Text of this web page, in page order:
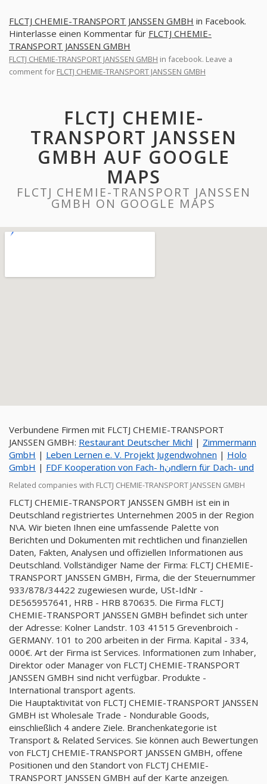
FLCTJ CHEMIE-TRANSPORT JANSSEN GMBH in Facebook.
Hinterlasse einen Kommentar für FLCTJ CHEMIE-
TRANSPORT JANSSEN GMBH
FLCTJ CHEMIE-TRANSPORT JANSSEN GMBH in facebook. Leave a
comment for FLCTJ CHEMIE-TRANSPORT JANSSEN GMBH
FLCTJ CHEMIE-
TRANSPORT JANSSEN
GMBH AUF GOOGLE
MAPS
FLCTJ CHEMIE-TRANSPORT JANSSEN
GMBH ON GOOGLE MAPS
Verbundene Firmen mit FLCTJ CHEMIE-TRANSPORT
JANSSEN GMBH: Restaurant Deutscher Michl | Zimmermann
GmbH | Leben Lernen e. V. Projekt Jugendwohnen | Holo
GmbH | FDF Kooperation von Fach- hنndlern für Dach- und
Related companies with FLCTJ CHEMIE-TRANSPORT JANSSEN GMBH
FLCTJ CHEMIE-TRANSPORT JANSSEN GMBH ist ein in
Deutschland registriertes Unternehmen 2005 in der Region
N\A. Wir bieten Ihnen eine umfassende Palette von
Berichten und Dokumenten mit rechtlichen und finanziellen
Daten, Fakten, Analysen und offiziellen Informationen aus
Deutschland. Vollständiger Name der Firma: FLCTJ CHEMIE-
TRANSPORT JANSSEN GMBH, Firma, die der Steuernummer
933/878/34422 zugewiesen wurde, USt-IdNr -
DE565957641, HRB - HRB 870635. Die Firma FLCTJ
CHEMIE-TRANSPORT JANSSEN GMBH befindet sich unter
der Adresse: Kolner Landstr. 103 41515 Grevenbroich -
GERMANY. 101 to 200 arbeiten in der Firma. Kapital - 334,
000€. Art der Firma ist Services. Informationen zum Inhaber,
Direktor oder Manager von FLCTJ CHEMIE-TRANSPORT
JANSSEN GMBH sind nicht verfügbar. Produkte -
International transport agents.
Die Hauptaktivität von FLCTJ CHEMIE-TRANSPORT JANSSEN
GMBH ist Wholesale Trade - Nondurable Goods,
einschließlich 4 andere Ziele. Branchenkategorie ist
Transport & Related Services. Sie können auch Bewertungen
von FLCTJ CHEMIE-TRANSPORT JANSSEN GMBH, offene
Positionen und den Standort von FLCTJ CHEMIE-
TRANSPORT JANSSEN GMBH auf der Karte anzeigen.